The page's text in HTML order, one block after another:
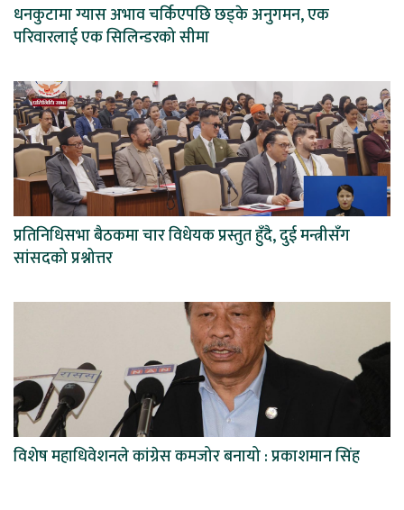
धनकुटामा ग्यास अभाव चर्किएपछि छड्के अनुगमन, एक
परिवारलाई एक सिलिन्डरको सीमा
प्रतिनिधिसभा बैठकमा चार विधेयक प्रस्तुत हुँदै, दुई मन्त्रीसँग
सांसदको प्रश्नोत्तर
विशेष महाधिवेशनले कांग्रेस कमजोर बनायो : प्रकाशमान सिंह